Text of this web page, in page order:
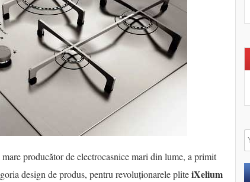
producător de electrocasnice mari din lume, a primit
design de produs, pentru revoluționarele pliteiXelium